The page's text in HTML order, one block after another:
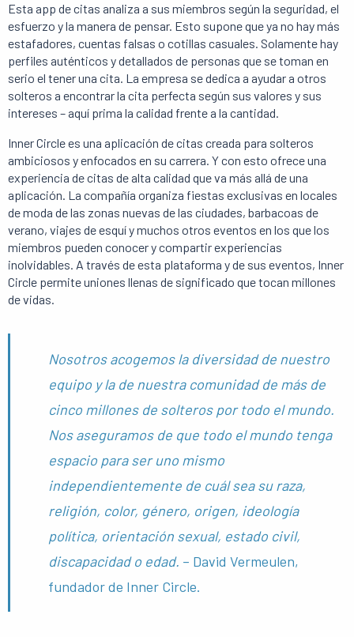
Esta app de citas analiza a sus miembros según la seguridad, el
esfuerzo y la manera de pensar. Esto supone que ya no hay más
estafadores, cuentas falsas o cotillas casuales. Solamente hay
perfiles auténticos y detallados de personas que se toman en
serio el tener una cita. La empresa se dedica a ayudar a otros
solteros a encontrar la cita perfecta según sus valores y sus
intereses – aquí prima la calidad frente a la cantidad.
Inner Circle es una aplicación de citas creada para solteros
ambiciosos y enfocados en su carrera. Y con esto ofrece una
experiencia de citas de alta calidad que va más allá de una
aplicación. La compañía organiza fiestas exclusivas en locales
de moda de las zonas nuevas de las ciudades, barbacoas de
verano, viajes de esquí y muchos otros eventos en los que los
miembros pueden conocer y compartir experiencias
inolvidables. A través de esta plataforma y de sus eventos, Inner
Circle permite uniones llenas de significado que tocan millones
de vidas.
Nosotros acogemos la diversidad de nuestro
equipo y la de nuestra comunidad de más de
cinco millones de solteros por todo el mundo.
Nos aseguramos de que todo el mundo tenga
espacio para ser uno mismo
independientemente de cuál sea su raza,
religión, color, género, origen, ideología
política, orientación sexual, estado civil,
discapacidad o edad. – David Vermeulen,
fundador de Inner Circle.